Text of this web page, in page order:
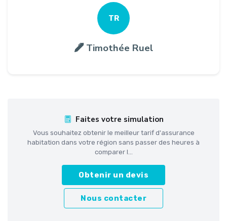
TR
Timothée Ruel
Faites votre simulation
Vous souhaitez obtenir le meilleur tarif d'assurance
habitation dans votre région sans passer des heures à
comparer l...
Obtenir un devis
Nous contacter